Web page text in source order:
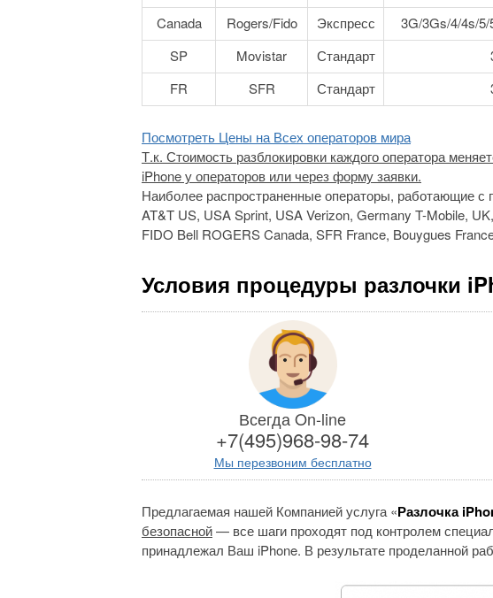
Canada Rogers/Fido Экспресс 3G/3Gs/4/4s/
SP Movistar Стандарт
FR SFR Стандарт
Посмотреть Цены на Всех операторов мира
Т.к. Стоимость разблокировки каждого оператора
iPhone у операторов или через форму заявки.
Наиболее распространенные операторы, работающие
AT&T US, USA Sprint, USA Verizon, Germany T-Mobile,
FIDO Bell ROGERS Canada, SFR France, Bouygues
Условия процедуры разлочки
Всегда On-line
+7(495)968-98-74
Мы перезвоним бесплатно
Предлагаемая нашей Компанией услуга «Разлочка
безопасной— все шаги проходят под контролем
принадлежал Ваш iPhone. В результате проделанной